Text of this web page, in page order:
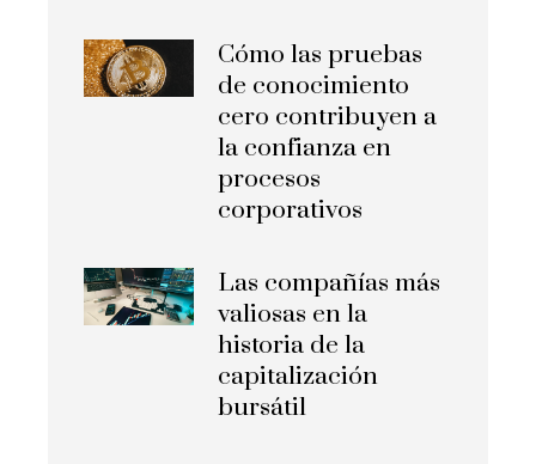
Cómo las pruebas
de conocimiento
cero contribuyen a
la confianza en
procesos
corporativos
Las compañías más
valiosas en la
historia de la
capitalización
bursátil